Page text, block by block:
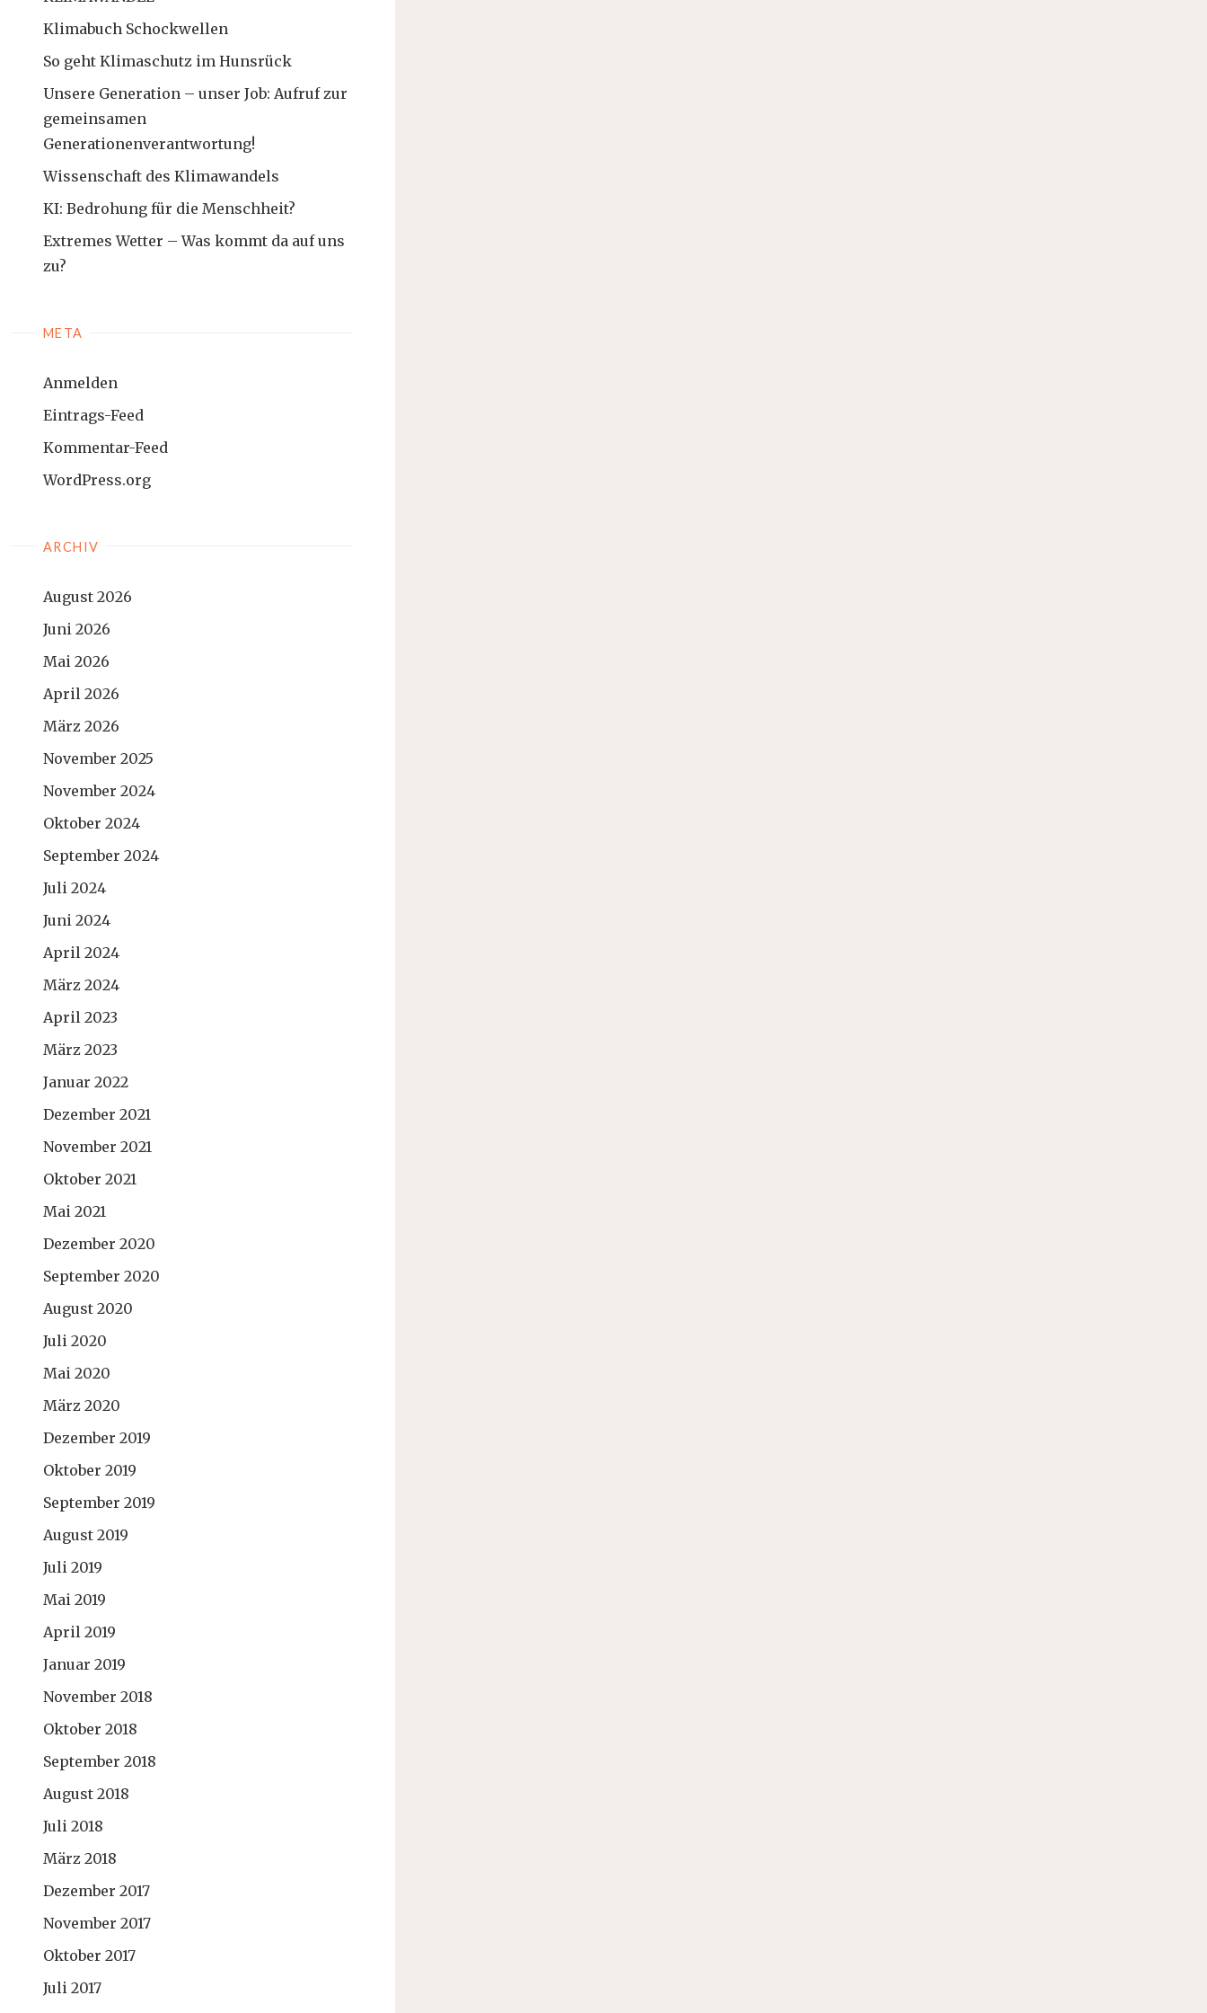
Klimabuch Schockwellen
So geht Klimaschutz im Hunsrück
Unsere Generation – unser Job: Aufruf zur
gemeinsamen
Generationenverantwortung!
Wissenschaft des Klimawandels
KI: Bedrohung für die Menschheit?
Extremes Wetter – Was kommt da auf uns
zu?
META
Anmelden
Eintrags-Feed
Kommentar-Feed
WordPress.org
ARCHIV
August 2026
Juni 2026
Mai 2026
April 2026
März 2026
November 2025
November 2024
Oktober 2024
September 2024
Juli 2024
Juni 2024
April 2024
März 2024
April 2023
März 2023
Januar 2022
Dezember 2021
November 2021
Oktober 2021
Mai 2021
Dezember 2020
September 2020
August 2020
Juli 2020
Mai 2020
März 2020
Dezember 2019
Oktober 2019
September 2019
August 2019
Juli 2019
Mai 2019
April 2019
Januar 2019
November 2018
Oktober 2018
September 2018
August 2018
Juli 2018
März 2018
Dezember 2017
November 2017
Oktober 2017
Juli 2017